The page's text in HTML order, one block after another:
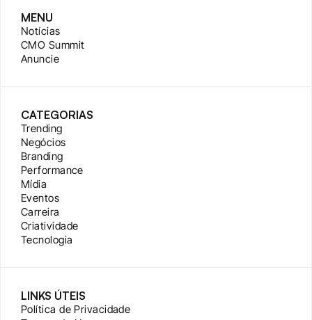
MENU
Notícias
CMO Summit
Anuncie
CATEGORIAS
Trending
Negócios
Branding
Performance
Mídia
Eventos
Carreira
Criatividade
Tecnologia
LINKS ÚTEIS
Política de Privacidade